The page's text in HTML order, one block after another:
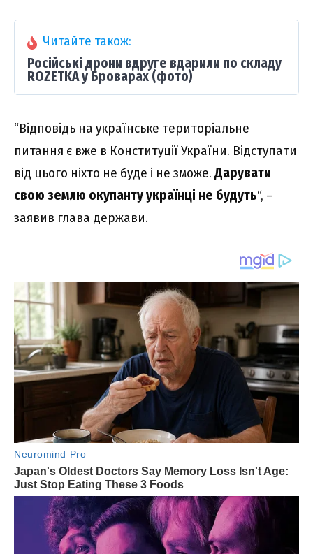
Читайте також:
Російські дрони вдруге вдарили по складу
ROZETKA у Броварах (фото)
“Відповідь на українське територіальне
питання є вже в Конституції України. Відступати
від цього ніхто не буде і не зможе. Дарувати
свою землю окупанту українці не будуть“, –
заявив глава держави.